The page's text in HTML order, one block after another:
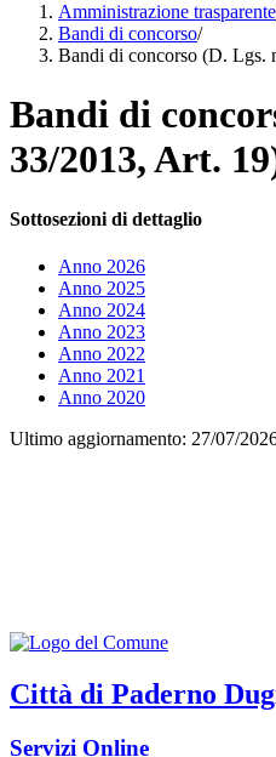
Amministrazione trasparente
Bandi di concorso/
Bandi di concorso (D. Lgs.
Bandi di
33/2013, Art.
Sottosezioni di dettaglio
Anno 2026
Anno 2025
Anno 2024
Anno 2023
Anno 2022
Anno 2021
Anno 2020
Ultimo aggiornamento: 27/07/
Città di Paderno
Servizi Online